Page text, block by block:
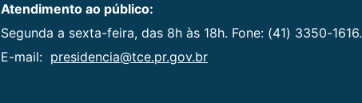
Atendimento ao público:
Segunda a sexta-feira, das 8h às 18h. Fone: (41) 3350-1616.
E-mail: presidencia@tce.pr.gov.br